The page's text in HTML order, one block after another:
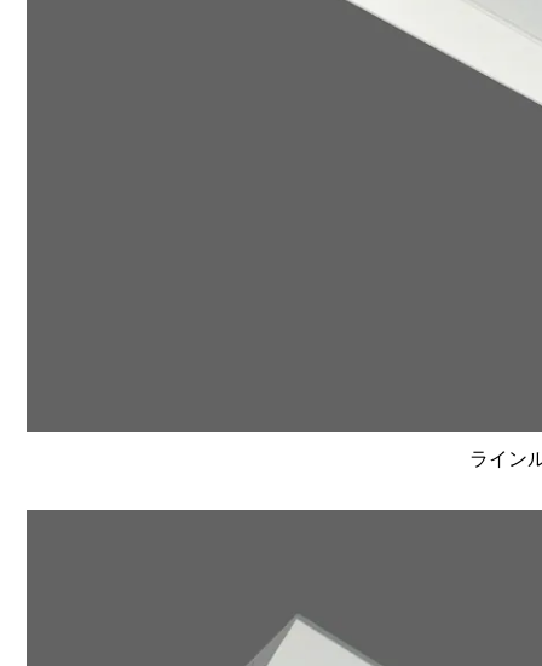
ライン